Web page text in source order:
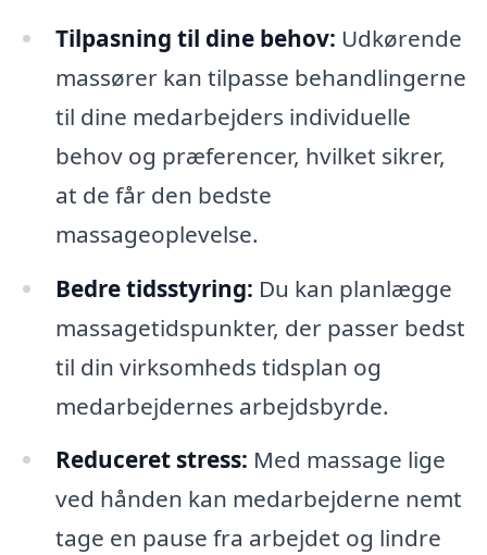
Tilpasning til dine behov: Udkørende
massører kan tilpasse behandlingerne
til dine medarbejders individuelle
behov og præferencer, hvilket sikrer,
at de får den bedste
massageoplevelse.
Bedre tidsstyring: Du kan planlægge
massagetidspunkter, der passer bedst
til din virksomheds tidsplan og
medarbejdernes arbejdsbyrde.
Reduceret stress: Med massage lige
ved hånden kan medarbejderne nemt
tage en pause fra arbejdet og lindre